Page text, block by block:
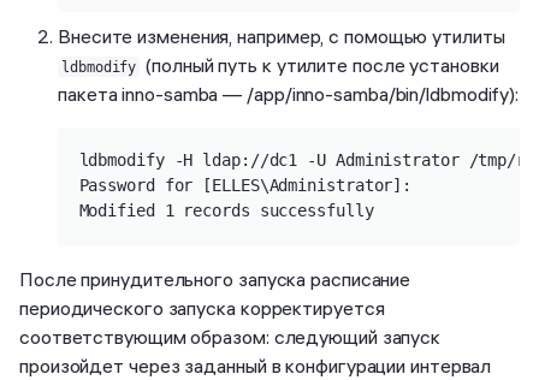
Внесите изменения, например, с помощью утилиты
ldbmodify (полный путь к утилите после установки
пакета inno-samba — /app/inno-samba/bin/ldbmodify):
ldbmodify -H ldap://dc1 -U Administrator /tmp/
Password for [ELLES\Administrator]:
Modified 1 records successfully
После принудительного запуска расписание
периодического запуска корректируется
соответствующим образом: следующий запуск
произойдет через заданный в конфигурации интервал